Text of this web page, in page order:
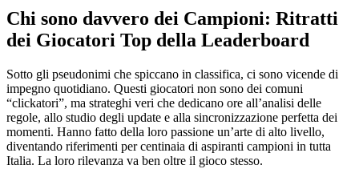
Chi sono davvero dei Campioni: Ritratti
dei Giocatori Top della Leaderboard
Sotto gli pseudonimi che spiccano in classifica, ci sono vicende di
impegno quotidiano. Questi giocatori non sono dei comuni
“clickatori”, ma strateghi veri che dedicano ore all’analisi delle
regole, allo studio degli update e alla sincronizzazione perfetta dei
momenti. Hanno fatto della loro passione un’arte di alto livello,
diventando riferimenti per centinaia di aspiranti campioni in tutta
Italia. La loro rilevanza va ben oltre il gioco stesso.